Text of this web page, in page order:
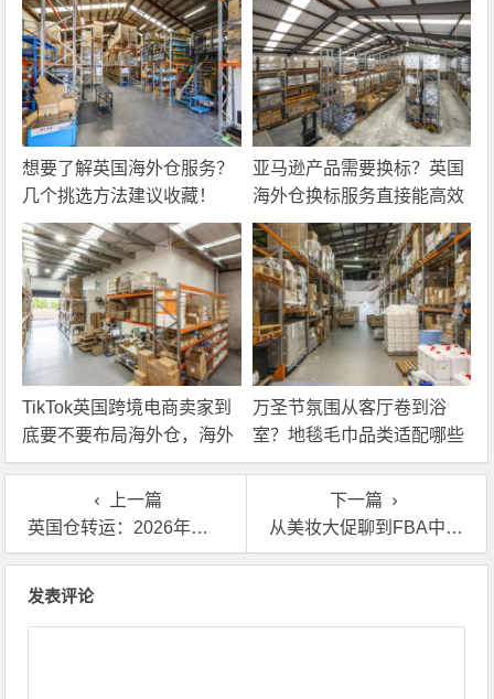
想要了解英国海外仓服务？
几个挑选方法建议收藏！
亚马逊产品需要换标？英国
海外仓换标服务直接能高效
解决！
TikTok英国跨境电商卖家到
底要不要布局海外仓，海外
仓优势分析！
万圣节氛围从客厅卷到浴
室？地毯毛巾品类适配哪些
海外仓服务？
上一篇
英国仓转运：2026年跨境卖家绕不开的一条路
下一篇
从美妆大促聊到FBA中转：英国自营仓为什么越来越重要？
发表评论